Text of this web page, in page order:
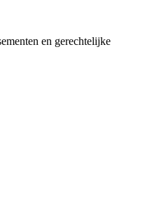
en gerechtelijke